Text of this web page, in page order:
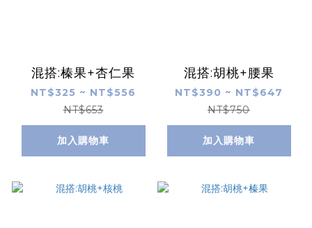
混搭:榛果+杏仁果
NT$325 ~ NT$556
NT$653
加入購物車
混搭:胡桃+腰果
NT$390 ~ NT$647
NT$750
加入購物車